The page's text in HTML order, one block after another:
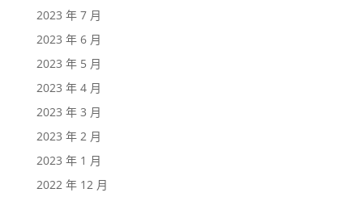
2023 年 7 月
2023 年 6 月
2023 年 5 月
2023 年 4 月
2023 年 3 月
2023 年 2 月
2023 年 1 月
2022 年 12 月